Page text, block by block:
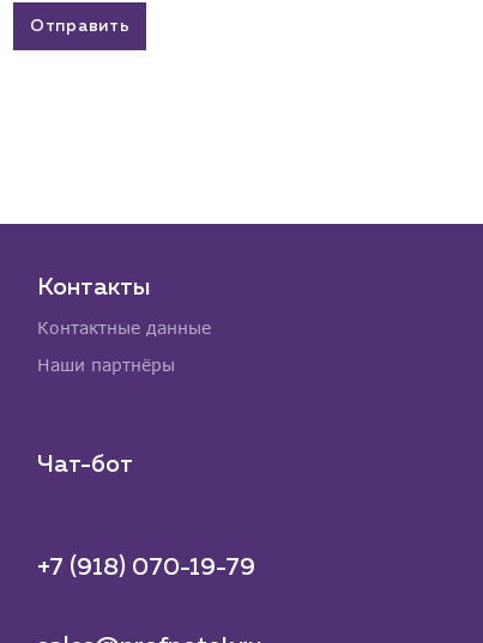
Отправить
Контакты
Контактные данные
Наши партнёры
Чат-бот
+7 (918) 070-19-79